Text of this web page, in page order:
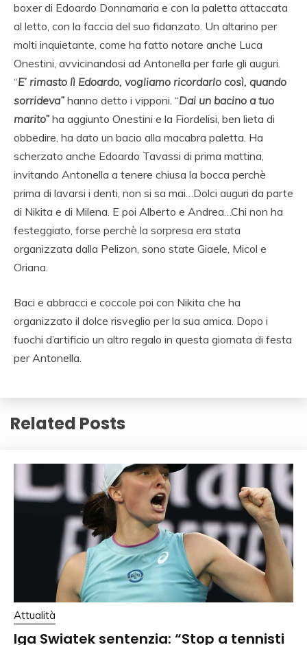
boxer di Edoardo Donnamaria e con la paletta attaccata
al letto, con la faccia del suo fidanzato. Un altarino per
molti inquietante, come ha fatto notare anche Luca
Onestini, avvicinandosi ad Antonella per farle gli auguri.
“E’ rimasto lì Edoardo, vogliamo ricordarlo così, quando
sorrideva”hanno detto i vipponi. “Dai un bacino a tuo
marito”ha aggiunto Onestini e la Fiordelisi, ben lieta di
obbedire, ha dato un bacio alla macabra paletta. Ha
scherzato anche Edoardo Tavassi di prima mattina,
invitando Antonella a tenere chiusa la bocca perchè
prima di lavarsi i denti, non si sa mai…Dolci auguri da parte
di Nikita e di Milena. E poi Alberto e Andrea…Chi non ha
festeggiato, forse perchè la sorpresa era stata
organizzata dalla Pelizon, sono state Giaele, Micol e
Oriana.
Baci e abbracci e coccole poi con Nikita che ha
organizzato il dolce risveglio per la sua amica. Dopo i
fuochi d’artificio un altro regalo in questa giornata di festa
per Antonella.
Related Posts
Attualità
Iga Swiatek sentenzia: “Stop a tennisti